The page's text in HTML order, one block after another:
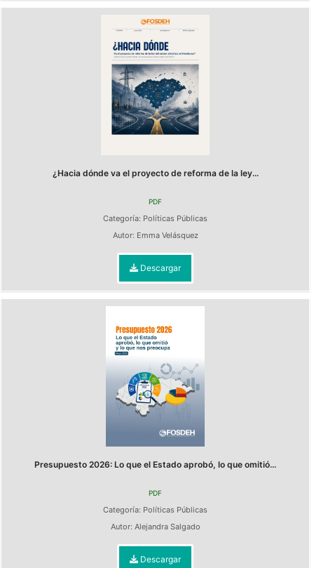
¿Hacia dónde va el proyecto de reforma de la ley...
PDF
Categoría: Políticas Públicas
Autor: Emma Velásquez
Descargar
Presupuesto 2026: Lo que el Estado aprobó, lo que omitió...
PDF
Categoría: Políticas Públicas
Autor: Alejandra Salgado
Descargar